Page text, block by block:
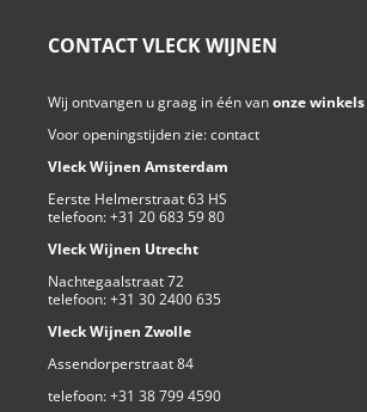
CONTACT VLECK WIJNEN
Wij ontvangen u graag in één vanonze winkels
Voor openingstijden zie:contact
Vleck Wijnen Amsterdam
Eerste Helmerstraat 63 HS
telefoon:+31 20 683 59 80
Vleck Wijnen Utrecht
Nachtegaalstraat 72
telefoon:+31 30 2400 635
Vleck Wijnen Zwolle
Assendorperstraat 84
telefoon:+31 38 799 4590⁩